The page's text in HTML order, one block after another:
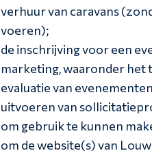
verhuur van caravans
voeren);
de inschrijving voor een
marketing, waaronder het
evaluatie van
uitvoeren van
om gebruik te kunnen
om de website(s) van